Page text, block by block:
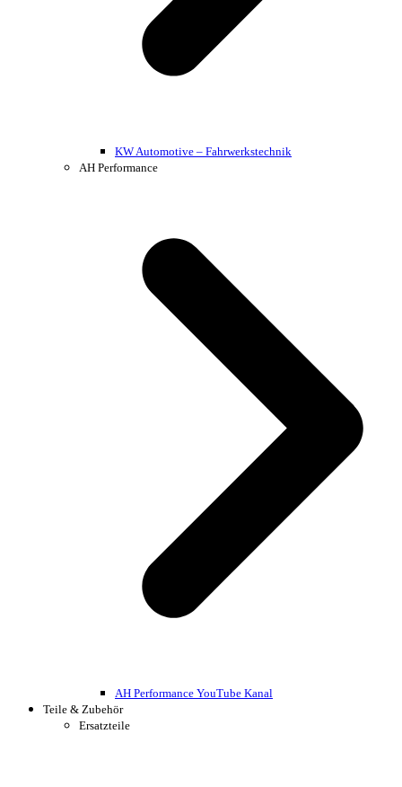
KW Automotive – Fahrwerkstechnik
AH Performance
AH Performance YouTube Kanal
Teile & Zubehör
Ersatzteile